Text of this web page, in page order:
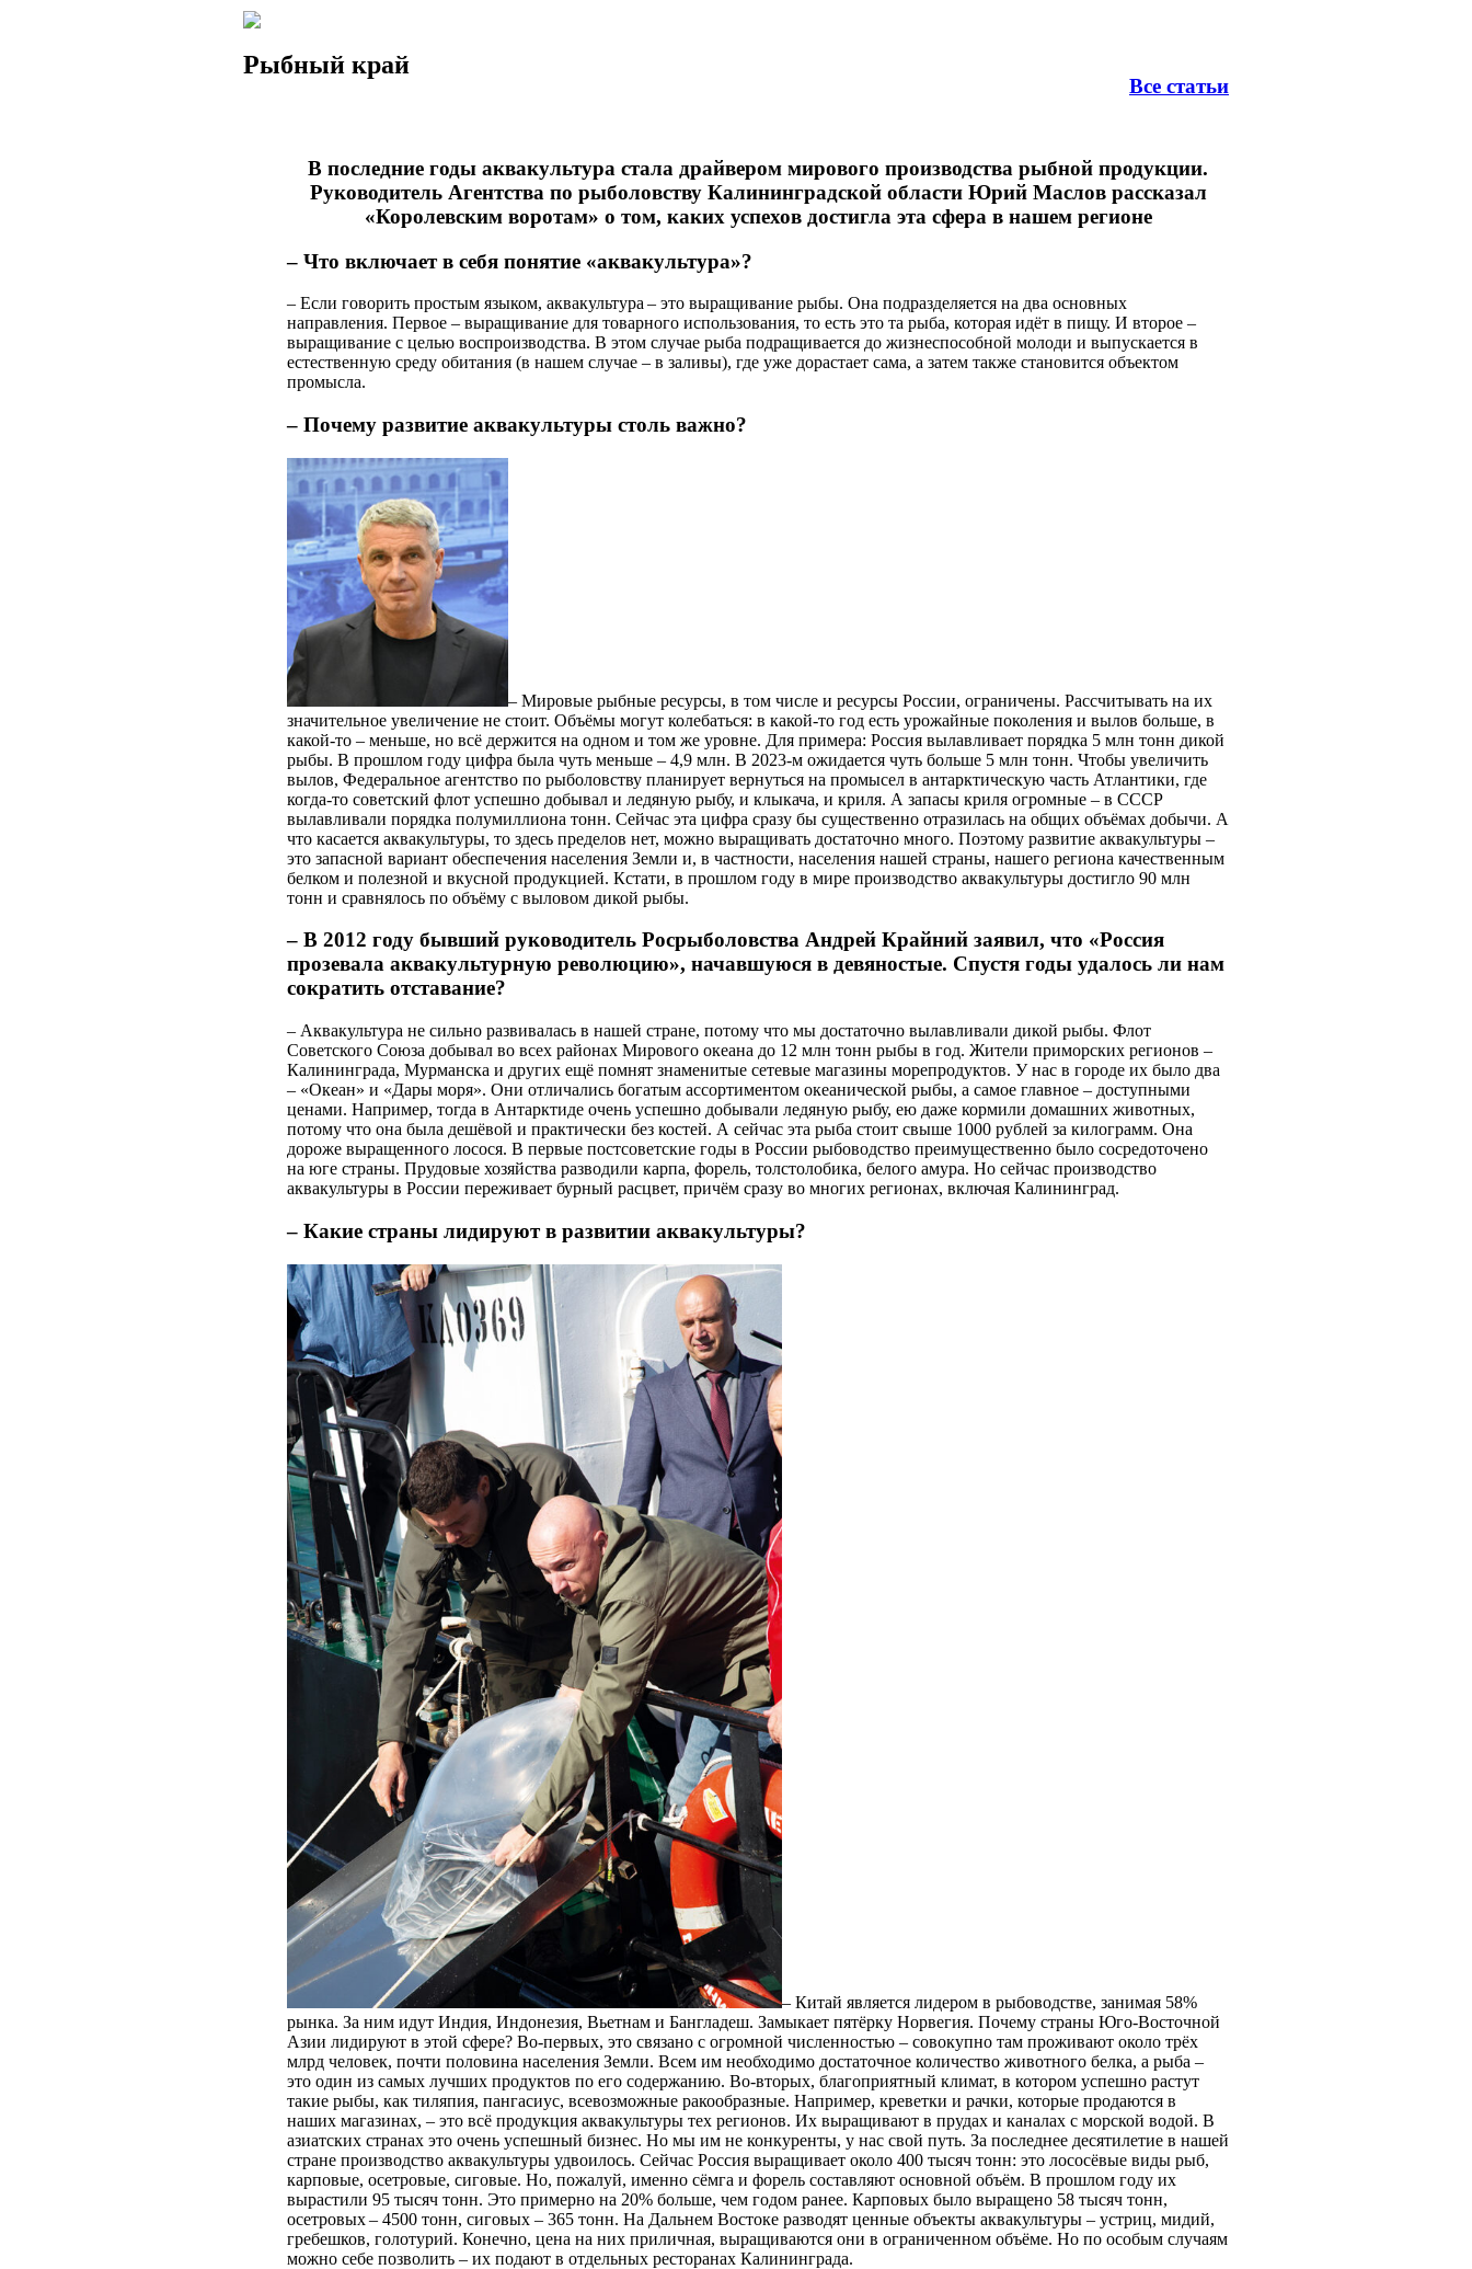
Рыбный край
Все статьи
В последние годы аквакультура стала драйвером мирового производства рыбной продукции.
Руководитель Агентства по рыболовству Калининградской области Юрий Маслов рассказал
«Королевским воротам» о том, каких успехов достигла эта сфера в нашем регионе
– Что включает в себя понятие «аквакультура»?
– Если говорить простым языком, аквакультура – это выращивание рыбы. Она подразделяется на два основных
направления. Первое – выращивание для товарного использования, то есть это та рыба, которая идёт в пищу. И второе –
выращивание с целью воспроизводства. В этом случае рыба подращивается до жизнеспособной молоди и выпускается в
естественную среду обитания (в нашем случае – в заливы), где уже дорастает сама, а затем также становится объектом
промысла.
– Почему развитие аквакультуры столь важно?
– Мировые рыбные ресурсы, в том числе и ресурсы России, ограничены. Рассчитывать на их
значительное увеличение не стоит. Объёмы могут колебаться: в какой-то год есть урожайные поколения и вылов больше, в
какой-то – меньше, но всё держится на одном и том же уровне. Для примера: Россия вылавливает порядка 5 млн тонн дикой
рыбы. В прошлом году цифра была чуть меньше – 4,9 млн. В 2023-м ожидается чуть больше 5 млн тонн. Чтобы увеличить
вылов, Федеральное агентство по рыболовству планирует вернуться на промысел в антарктическую часть Атлантики, где
когда-то советский флот успешно добывал и ледяную рыбу, и клыкача, и криля. А запасы криля огромные – в СССР
вылавливали порядка полумиллиона тонн. Сейчас эта цифра сразу бы существенно отразилась на общих объёмах добычи. А
что касается аквакультуры, то здесь пределов нет, можно выращивать достаточно много. Поэтому развитие аквакультуры –
это запасной вариант обеспечения населения Земли и, в частности, населения нашей страны, нашего региона качественным
белком и полезной и вкусной продукцией. Кстати, в прошлом году в мире производство аквакультуры достигло 90 млн
тонн и сравнялось по объёму с выловом дикой рыбы.
– В 2012 году бывший руководитель Росрыболовства Андрей Крайний заявил, что «Россия
прозевала аквакультурную революцию», начавшуюся в девяностые. Спустя годы удалось ли нам
сократить отставание?
– Аквакультура не сильно развивалась в нашей стране, потому что мы достаточно вылавливали дикой рыбы. Флот
Советского Союза добывал во всех районах Мирового океана до 12 млн тонн рыбы в год. Жители приморских регионов –
Калининграда, Мурманска и других ещё помнят знаменитые сетевые магазины морепродуктов. У нас в городе их было два
– «Океан» и «Дары моря». Они отличались богатым ассортиментом океанической рыбы, а самое главное – доступными
ценами. Например, тогда в Антарктиде очень успешно добывали ледяную рыбу, ею даже кормили домашних животных,
потому что она была дешёвой и практически без костей. А сейчас эта рыба стоит свыше 1000 рублей за килограмм. Она
дороже выращенного лосося. В первые постсоветские годы в России рыбоводство преимущественно было сосредоточено
на юге страны. Прудовые хозяйства разводили карпа, форель, толстолобика, белого амура. Но сейчас производство
аквакультуры в России переживает бурный расцвет, причём сразу во многих регионах, включая Калининград.
– Какие страны лидируют в развитии аквакультуры?
– Китай является лидером в рыбоводстве, занимая 58%
рынка. За ним идут Индия, Индонезия, Вьетнам и Бангладеш. Замыкает пятёрку Норвегия. Почему страны Юго-Восточной
Азии лидируют в этой сфере? Во-первых, это связано с огромной численностью – совокупно там проживают около трёх
млрд человек, почти половина населения Земли. Всем им необходимо достаточное количество животного белка, а рыба –
это один из самых лучших продуктов по его содержанию. Во-вторых, благоприятный климат, в котором успешно растут
такие рыбы, как тиляпия, пангасиус, всевозможные ракообразные. Например, креветки и рачки, которые продаются в
наших магазинах, – это всё продукция аквакультуры тех регионов. Их выращивают в прудах и каналах с морской водой. В
азиатских странах это очень успешный бизнес. Но мы им не конкуренты, у нас свой путь. За последнее десятилетие в нашей
стране производство аквакультуры удвоилось. Сейчас Россия выращивает около 400 тысяч тонн: это лососёвые виды рыб,
карповые, осетровые, сиговые. Но, пожалуй, именно сёмга и форель составляют основной объём. В прошлом году их
вырастили 95 тысяч тонн. Это примерно на 20% больше, чем годом ранее. Карповых было выращено 58 тысяч тонн,
осетровых – 4500 тонн, сиговых – 365 тонн. На Дальнем Востоке разводят ценные объекты аквакультуры – устриц, мидий,
гребешков, голотурий. Конечно, цена на них приличная, выращиваются они в ограниченном объёме. Но по особым случаям
можно себе позволить – их подают в отдельных ресторанах Калининграда.